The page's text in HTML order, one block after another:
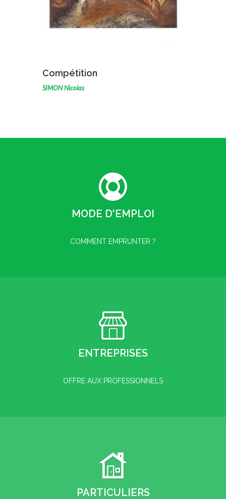
VOIR L'ŒUVRE
Compétition
SIMON Nicolas
MODE D'EMPLOI
COMMENT EMPRUNTER ?
ENTREPRISES
OFFRE AUX PROFESSIONNELS
PARTICULIERS